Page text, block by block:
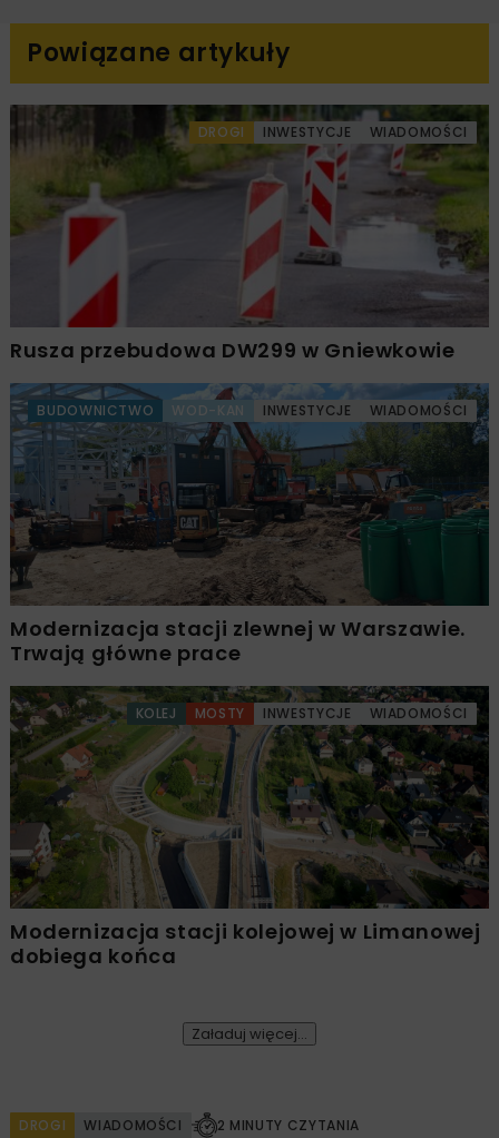
Powiązane artykuły
DROGI INWESTYCJE WIADOMOŚCI
Rusza przebudowa DW299 w Gniewkowie
BUDOWNICTWO WOD-KAN INWESTYCJE WIADOMOŚCI
Modernizacja stacji zlewnej w Warszawie.
Trwają główne prace
KOLEJ MOSTY INWESTYCJE WIADOMOŚCI
Modernizacja stacji kolejowej w Limanowej
dobiega końca
Załaduj więcej...
DROGI WIADOMOŚCI 2 MINUTY CZYTANIA